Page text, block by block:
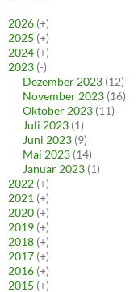
2026 (+)
2025 (+)
2024 (+)
2023 (-)
Dezember 2023 (12)
November 2023 (16)
Oktober 2023 (11)
Juli 2023 (1)
Juni 2023 (9)
Mai 2023 (14)
Januar 2023 (1)
2022 (+)
2021 (+)
2020 (+)
2019 (+)
2018 (+)
2017 (+)
2016 (+)
2015 (+)